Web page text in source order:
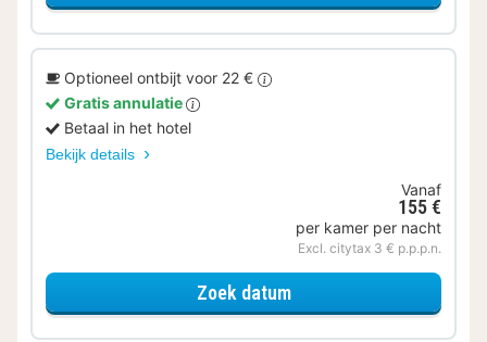
Optioneel ontbijt voor 22 €
Gratis annulatie
Betaal in het hotel
Bekijk details
Vanaf
155 €
per kamer per nacht
Excl. citytax 3 € p.p.p.n.
Zoek datumvoor Comfort kamer